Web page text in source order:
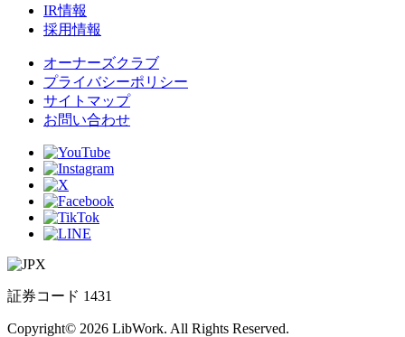
IR情報
採用情報
オーナーズクラブ
プライバシーポリシー
サイトマップ
お問い合わせ
証券コード 1431
Copyright© 2026 LibWork. All Rights Reserved.